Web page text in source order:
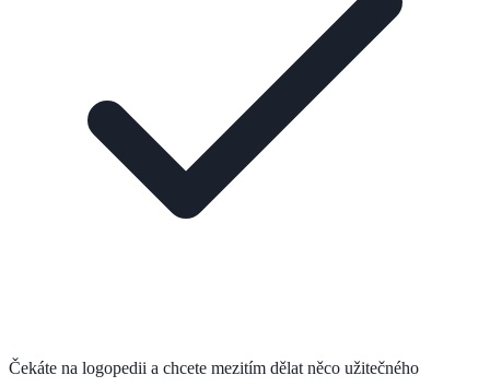
Čekáte na logopedii a chcete mezitím dělat něco užitečného